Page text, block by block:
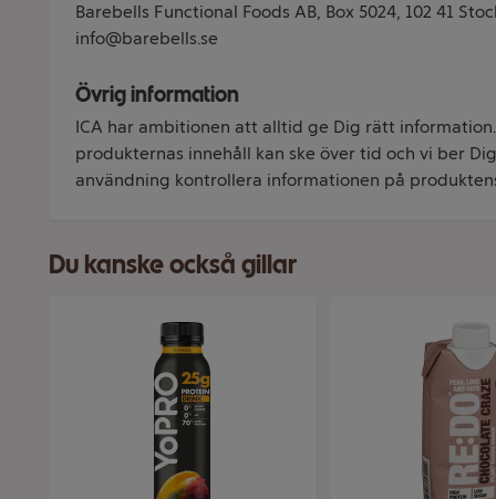
Barebells Functional Foods AB, Box 5024, 102 41
info@barebells.se
Övrig information
ICA har ambitionen att alltid ge Dig rätt
produkternas innehåll kan ske över tid och vi ber
användning kontrollera informationen på
Du kanske också gillar